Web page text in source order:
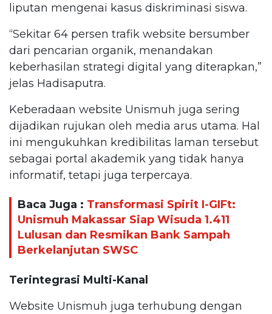
liputan mengenai kasus diskriminasi siswa.
“Sekitar 64 persen trafik website bersumber
dari pencarian organik, menandakan
keberhasilan strategi digital yang diterapkan,”
jelas Hadisaputra.
Keberadaan website Unismuh juga sering
dijadikan rujukan oleh media arus utama. Hal
ini mengukuhkan kredibilitas laman tersebut
sebagai portal akademik yang tidak hanya
informatif, tetapi juga terpercaya.
Baca Juga : Transformasi Spirit I-GIFt:
Unismuh Makassar Siap Wisuda 1.411
Lulusan dan Resmikan Bank Sampah
Berkelanjutan SWSC
Terintegrasi Multi-Kanal
Website Unismuh juga terhubung dengan